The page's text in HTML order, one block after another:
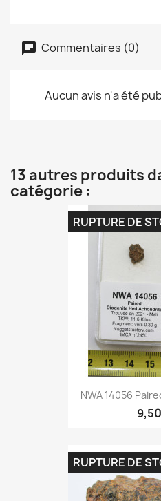
Commentaires (0)
Aucun avis n'a été
13 autres produits
catégorie :
NWA 14056
RUPTURE DE
RUPTURE DE